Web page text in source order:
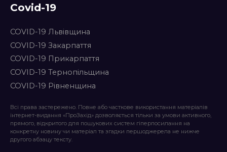
Covid-19
COVID-19 Львівщина
COVID-19 Закарпаття
COVID-19 Прикарпаття
COVID-19 Тернопільщина
COVID-19 Рівненщина
Всі права застережено. Повне або часткове використання матеріалів
інтернет-видання «ПроЗахід» дозволяється тільки за умови активного,
прямого, відкритого для пошукових систем гіперпосилання на
конкретну новину чи матеріал та згадки першоджерела не нижче
другого абзацу тексту.